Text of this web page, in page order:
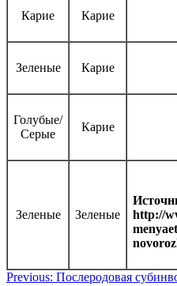
Карие Карие
Зеленые Карие
Голубые/
Серые
Карие
Зеленые Зеленые
http://
Навигация
Previous: Послеродовая